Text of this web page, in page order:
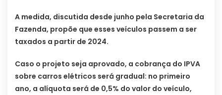
A medida, discutida desde junho pela Secretaria da
Fazenda, propõe que esses veículos passem a ser
taxados a partir de 2024.
Caso o projeto seja aprovado, a cobrança do IPVA
sobre carros elétricos será gradual: no primeiro
ano, a alíquota será de 0,5% do valor do veículo,